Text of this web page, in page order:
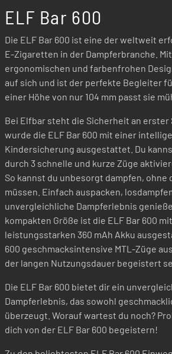
ELF Bar 600
Die ELF Bar 600 ist eine der weltweit
E-Zigaretten in der Dampferbranche.
ergonomischen und farbenfrohen
auf sich und ist der perfekte Begleiter
einer Höhe von nur 104 mm passt sie
Bei Elfbar steht die Sicherheit an erster
wurde die ELF Bar 600 mit einer
Kindersicherung ausgestattet. Du
durch 3 schnelle und kurze Züge
So kannst du unbesorgt dampfen, ohne
müssen. Einfach auspacken,
unvergleichliche Dampferlebnis
kompakten Größe ist die ELF Bar 600
leistungsstarken 360 mAh Akku
600 geschmacksintensive MTL-Züge
der langen Nutzungsdauer begeistert
Die ELF Bar 600 bietet dir ein
Dampferlebnis, das sowohl
überzeugt. Worauf wartest du noch?
dich von der ELF Bar 600 begeistern!